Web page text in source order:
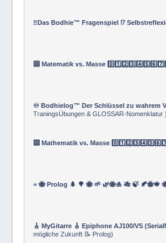
‼️Das Bodhie™ Fragenspiel ⁉️
🔟 Matematik vs. Masse
♾️ Bodhielog™ Der Schlüssel zu wahrem
TraningsÜbungen & GLOSSAR-Nomenklatur)
🔟 Mathematik vs. Masse
= 🐝 Prolog 🌲 🌳 🐝 🌱 🌿🐝🎍 🎋 🍃 🍂🐝🍁
🎸 MyGitarre 🎸 Epiphone AJ100/VS
mögliche Zukunft 📝 Prolog)